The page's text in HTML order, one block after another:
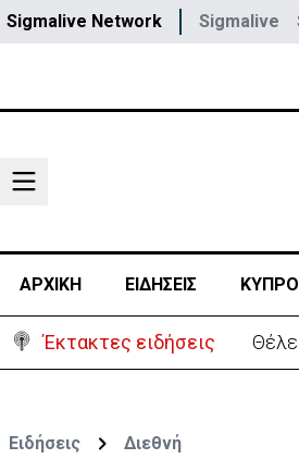
Sigmalive Network Sigmalive
ΑΡΧΙΚΗ ΕΙΔΗΣΕΙΣ
Έκτακτες ειδήσεις
Ειδήσεις Διεθνή